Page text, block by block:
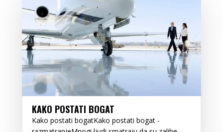
KAKO POSTATI BOGAT
Kako postati bogatKako postati bogat -